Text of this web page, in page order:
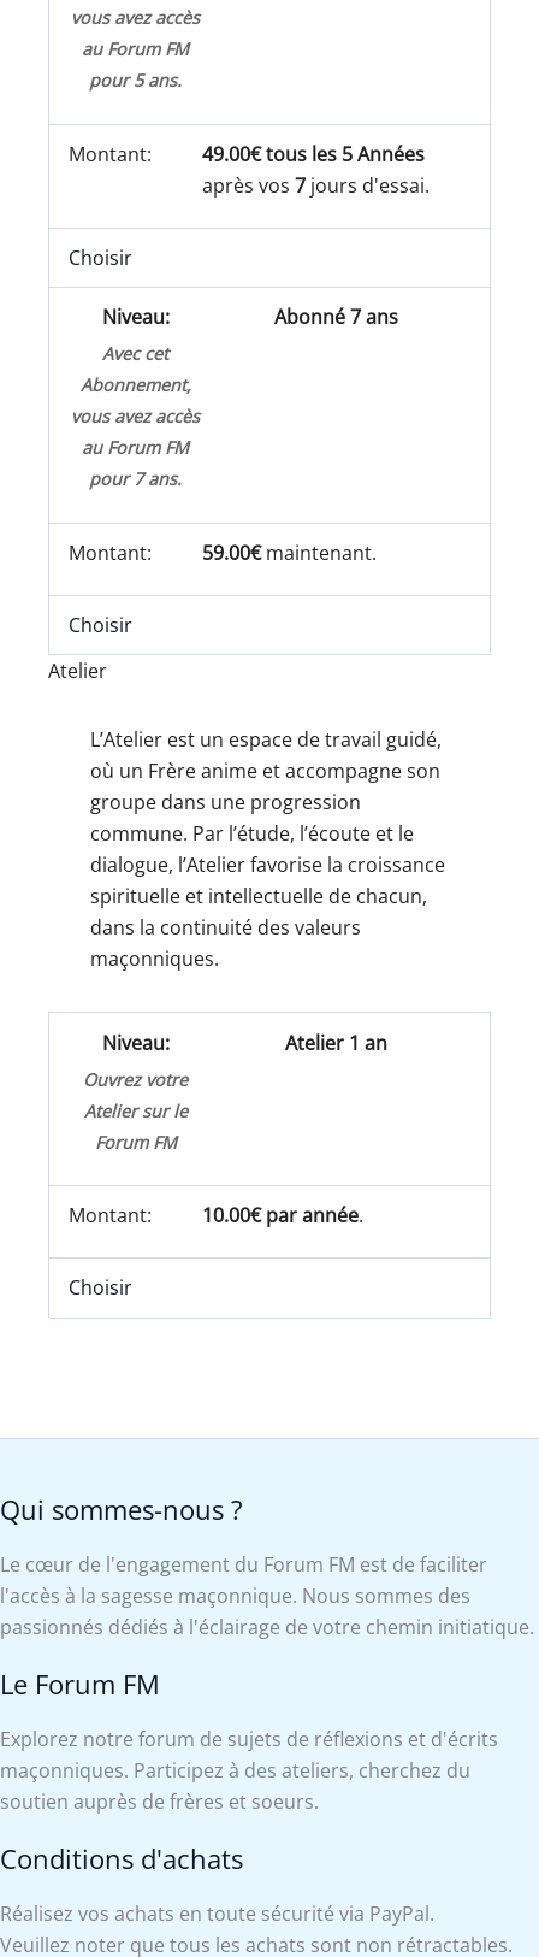
vous avez accès
au Forum FM
pour 5 ans.
49.00€ tous les 5 Années
après vos7 jours d'essai.
Choisir
Abonné 7 ans
Avec cet
Abonnement,
vous avez accès
au Forum FM
pour 7 ans.
59.00€maintenant.
Choisir
Atelier
L’Atelier est un espace de travail guidé,
où un Frère anime et accompagne son
groupe dans une progression
commune. Par l’étude, l’écoute et le
dialogue, l’Atelier favorise la croissance
spirituelle et intellectuelle de chacun,
dans la continuité des valeurs
maçonniques.
Atelier 1 an
Ouvrez votre
Atelier sur le
Forum FM
10.00€ par année.
Choisir
Qui sommes-nous ?
Le cœur de l'engagement du Forum FM est de faciliter
l'accès à la sagesse maçonnique. Nous sommes des
passionnés dédiés à l'éclairage de votre chemin initiatique.
Le Forum FM
Explorez notre forum de sujets de réflexions et d'écrits
maçonniques. Participez à des ateliers, cherchez du
soutien auprès de frères et soeurs.
Conditions d'achats
Réalisez vos achats en toute sécurité via PayPal.
Veuillez noter que tous les achats sont non rétractables.